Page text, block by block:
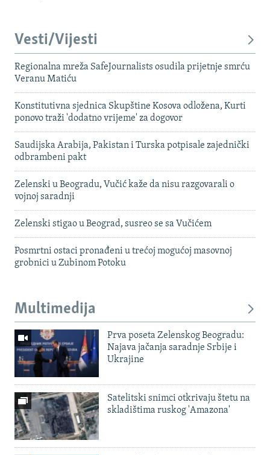
Vesti/Vijesti
Regionalna mreža SafeJournalists osudila prijetnje smrću
Veranu Matiću
Konstitutivna sjednica Skupštine Kosova odložena, Kurti
ponovo traži 'dodatno vrijeme' za dogovor
Saudijska Arabija, Pakistan i Turska potpisale zajednički
odbrambeni pakt
Zelenski u Beogradu, Vučić kaže da nisu razgovarali o
vojnoj saradnji
Zelenski stigao u Beograd, susreo se sa Vučićem
Posmrtni ostaci pronađeni u trećoj mogućoj masovnoj
grobnici u Zubinom Potoku
Multimedija
Prva poseta Zelenskog Beogradu:
Najava jačanja saradnje Srbije i
Ukrajine
Satelitski snimci otkrivaju štetu na
skladištima ruskog 'Amazona'